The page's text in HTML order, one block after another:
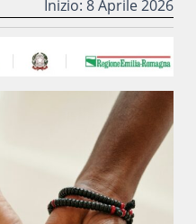
Inizio: 8 Aprile 2026